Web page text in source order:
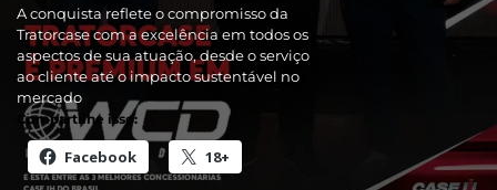
A conquista reflete o compromisso da
Tratorcase com a excelência em todos os
aspectos de sua atuação, desde o serviço
ao cliente até o impacto sustentável no
mercado
Compartilhe isso:
Facebook 18+